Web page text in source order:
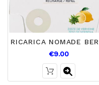
€9.00